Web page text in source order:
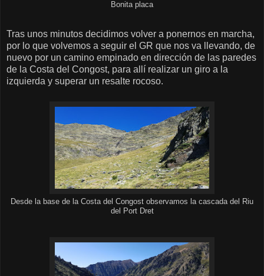
Bonita placa
Tras unos minutos decidimos volver a ponernos en marcha,
por lo que volvemos a seguir el GR que nos va llevando, de
nuevo por un camino empinado en dirección de las paredes
de la Costa del Congost, para allí realizar un giro a la
izquierda y superar un resalte rocoso.
Desde la base de la Costa del Congost observamos la cascada del Riu
del Port Dret